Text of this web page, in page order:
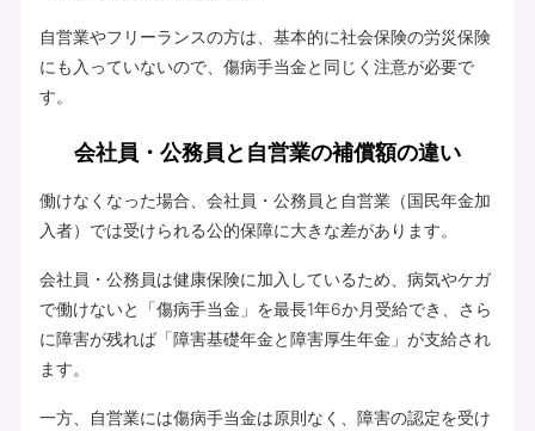
自営業やフリーランスの方は、基本的に社会保険の労災保険
にも入っていないので、傷病手当金と同じく注意が必要で
す。
会社員・公務員と自営業の補償額の違い
働けなくなった場合、会社員・公務員と自営業（国民年金加
入者）では受けられる公的保障に大きな差があります。
会社員・公務員は健康保険に加入しているため、病気やケガ
で働けないと「傷病手当金」を最長1年6か月受給でき、さら
に障害が残れば「障害基礎年金と障害厚生年金」が支給され
ます。
一方、自営業には傷病手当金は原則なく、障害の認定を受け